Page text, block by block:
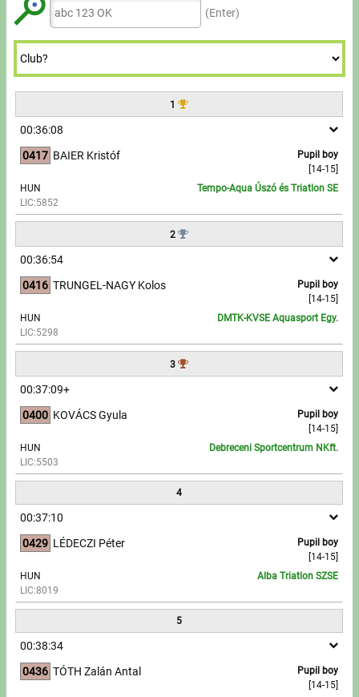
Rowing
Guide
F.A.Q.
Contact
Write to Us!
Accomodation offers
8
9 9
7
8
9
7
8
9
(Enter)
1
00:36:08
0417
Pupil boy
[14-15]
BAIER Kristóf
HUN
LIC:5852
Tempo-Aqua Úszó és Triatlon SE
2
00:36:54
0416
Pupil boy
[14-15]
TRUNGEL-NAGY Kolos
HUN
LIC:5298
DMTK-KVSE Aquasport Egy.
3
00:37:09+
0400
Pupil boy
[14-15]
KOVÁCS Gyula
HUN
LIC:5503
Debreceni Sportcentrum NKft.
4
00:37:10
0429
Pupil boy
[14-15]
LÉDECZI Péter
HUN
LIC:8019
Alba Triatlon SZSE
5
00:38:34
0436
Pupil boy
[14-15]
TÓTH Zalán Antal